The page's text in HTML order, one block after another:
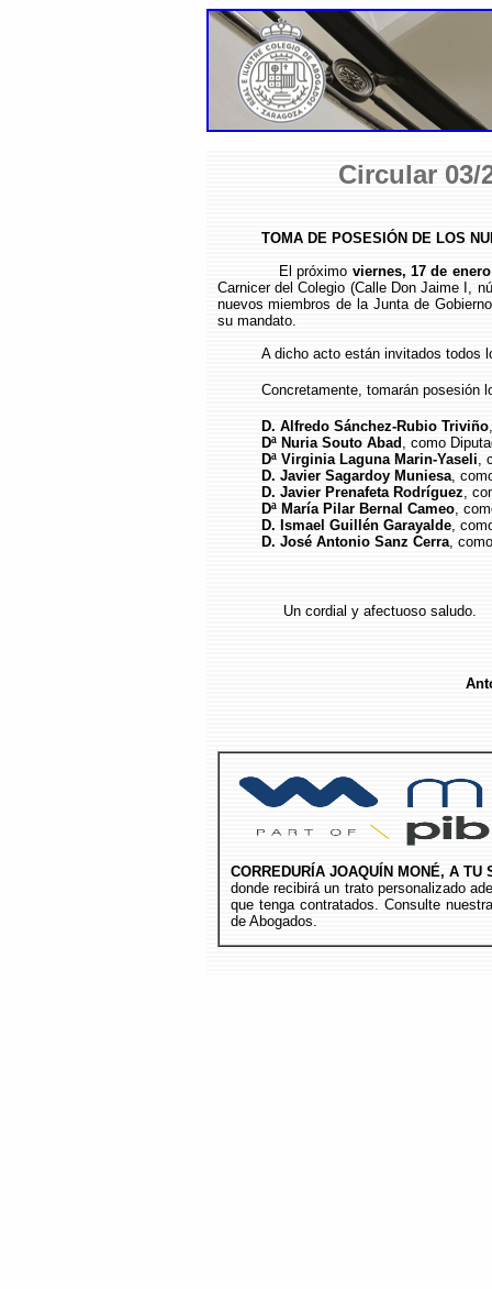
Circular 03/
TOMA DE POSESIÓN DE LOS
El próximo viernes, 17 de
Carnicer del Colegio (Calle Don Jaime I,
nuevos miembros de la Junta de
su mandato.
A dicho acto están invitados todos
Concretamente, tomarán posesión
D. Alfredo Sánchez-Rubio Triviño
Dª Nuria Souto Abad , como
Dª Virginia Laguna Marin-Yaseli,
D. Javier Sagardoy Muniesa,
D. Javier Prenafeta Rodríguez,
Dª María Pilar Bernal Cameo,
D. Ismael Guillén Garayalde,
D. José Antonio Sanz Cerra,
Un cordial y afectuoso saludo.
CORREDURÍA JOAQUÍN MONÉ, A TU
donde recibirá un trato personalizado
que tenga contratados. Consulte
de Abogados.